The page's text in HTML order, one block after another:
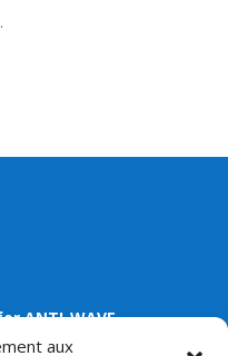
aux
ANTI-WAVE
available in the